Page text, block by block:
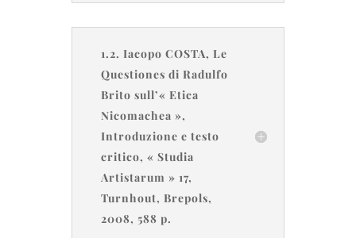
1.2. Iacopo COSTA, Le
Questiones di Radulfo
Brito sull’« Etica
Nicomachea »,
Introduzione e testo
critico, « Studia
Artistarum » 17,
Turnhout, Brepols,
2008, 588 p.